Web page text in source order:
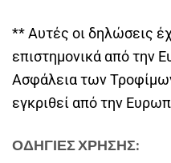
** Αυτές οι δηλώσεις
επιστημονικά από την
Ασφάλεια των
εγκριθεί από την
ΟΔΗΓΙΕΣ ΧΡΗΣΗΣ: